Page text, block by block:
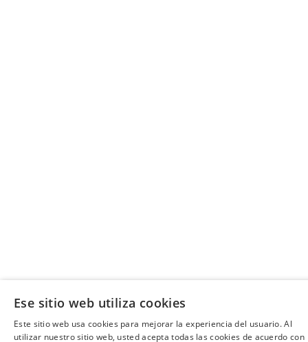
Ese sitio web utiliza cookies
Este sitio web usa cookies para mejorar la experiencia del usuario. Al
utilizar nuestro sitio web, usted acepta todas las cookies de acuerdo con